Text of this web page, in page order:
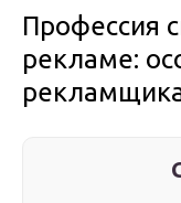
Профессия
рекламе: